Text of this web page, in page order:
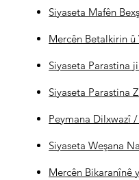
Siyaseta Mafên
Mercên Betalkirin û
Siyaseta Parastina
Siyaseta Parastina
Peymana Dilxwazî
Siyaseta Weşana
Mercên Bikaranînê